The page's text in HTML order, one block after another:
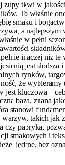
zupy tkwi w
To właśnie
smaku i
a najlepszym
w pełni
inaczej niż
jest słodsza
rynków,
że wybieramy
jest kluczowa –
baza, znana
stanowi
takich jak
czy papryka,
smakowych i
jędrne, bez